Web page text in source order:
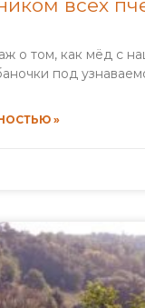
всех
о том, как мёд с
под
»